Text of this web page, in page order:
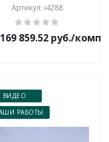
Артикул: i4288
859.52 руб./
ВИДЕО
РАБОТЫ